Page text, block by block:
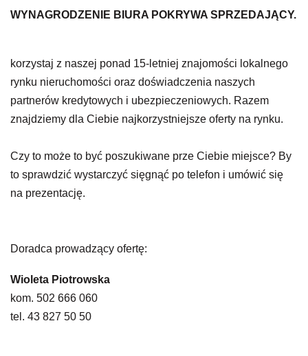
WYNAGRODZENIE BIURA POKRYWA SPRZEDAJĄCY.
korzystaj z naszej ponad 15-letniej znajomości lokalnego
rynku nieruchomości oraz doświadczenia naszych
partnerów kredytowych i ubezpieczeniowych. Razem
znajdziemy dla Ciebie najkorzystniejsze oferty na rynku.
Czy to może to być poszukiwane prze Ciebie miejsce? By
to sprawdzić wystarczyć sięgnąć po telefon i umówić się
na prezentację.
Doradca prowadzący ofertę:
Wioleta Piotrowska
kom. 502 666 060
tel. 43 827 50 50